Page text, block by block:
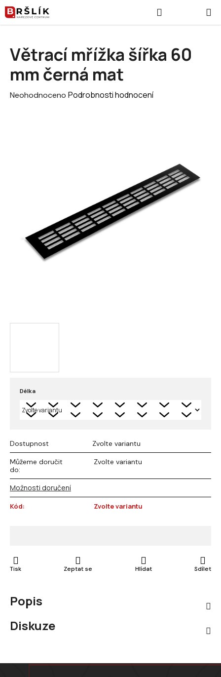
Přejít na obsah
Délka
Dostupnost Zvolte variantu
Můžeme doručit
do:
Zvolte variantu
Možnosti doručení
Kód: Zvolte variantu
Tisk Zeptat se Hlídat Sdílet
Větrací mřížka šířka 60
mm černá mat
Průměrné hodnocení produktu je 0,0 z 5 hvězdiček.
Neohodnoceno Podrobnosti hodnocení
Popis
Diskuze
Zápatí